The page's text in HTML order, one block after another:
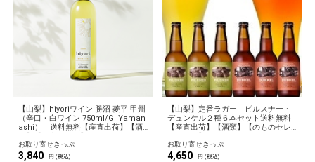
【山梨】hiyoriワイン 勝沼 菱平 甲州
（辛口・白ワイン 750ml/GI Yaman
ashi） 送料無料【産直出荷】【酒
お取り寄せきっぷ
3,840 円 (税込)
【山梨】定番ラガー ピルスナー・
デュンケル２種６本セット送料無料
【産直出荷】【酒類】【のものセレ
お取り寄せきっぷ
4,650 円 (税込)